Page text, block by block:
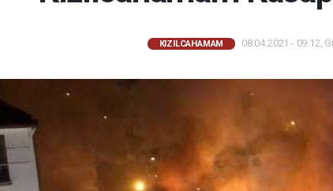
KIZILCAHAMAM 08.04.2021 - 09:12,